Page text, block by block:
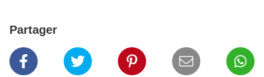
Partager